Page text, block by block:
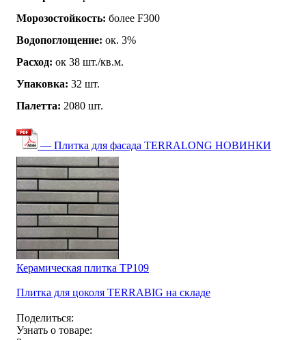
Морозостойкость: более F300
Водопоглощение: ок. 3%
Расход: ок 38 шт./кв.м.
Упаковка: 32 шт.
Палетта: 2080 шт.
— Плитка для фасада TERRALONG НОВИНКИ
Керамическая плитка TP109
Плитка для цоколя TERRABIG на складе
Поделиться:
Узнать о товаре: